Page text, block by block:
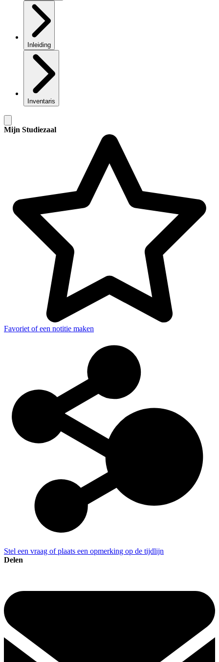
Inleiding
Inventaris
Mijn Studiezaal
Favoriet of een notitie maken
Stel een vraag of plaats een opmerking op de tijdlijn
Delen